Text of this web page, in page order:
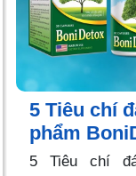
5 Tiêu chí
phẩm
5 Tiêu chí